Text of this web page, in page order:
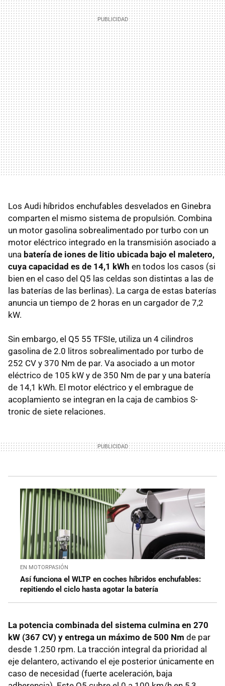
Los Audi híbridos enchufables desvelados en Ginebra
comparten el mismo sistema de propulsión. Combina
un motor gasolina sobrealimentado por turbo con un
motor eléctrico integrado en la transmisión asociado a
una batería de iones de litio ubicada bajo el maletero,
cuya capacidad es de 14,1 kWh en todos los casos (si
bien en el caso del Q5 las celdas son distintas a las de
las baterías de las berlinas). La carga de estas baterías
anuncia un tiempo de 2 horas en un cargador de 7,2
kW.
Sin embargo, el Q5 55 TFSIe, utiliza un 4 cilindros
gasolina de 2.0 litros sobrealimentado por turbo de
252 CV y 370 Nm de par. Va asociado a un motor
eléctrico de 105 kW y de 350 Nm de par y una batería
de 14,1 kWh. El motor eléctrico y el embrague de
acoplamiento se integran en la caja de cambios S-
tronic de siete relaciones.
EN MOTORPASIÓN
Así funciona el WLTP en coches híbridos enchufables:
repitiendo el ciclo hasta agotar la batería
La potencia combinada del sistema culmina en 270
kW (367 CV) y entrega un máximo de 500 Nm de par
desde 1.250 rpm. La tracción integral da prioridad al
eje delantero, activando el eje posterior únicamente en
caso de necesidad (fuerte aceleración, baja